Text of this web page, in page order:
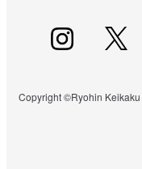
Copyright ©Ryohin Keikaku